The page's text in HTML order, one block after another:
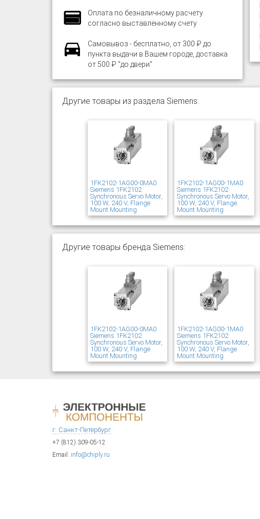
Оплата по безналичному расчету
согласно выставленному счету
Самовывоз - бесплатно, от 300 ₽ до
пункта выдачи в Вашем городе, доставка
от 500 ₽ "до двери"
Другие товары из раздела Siemens:
1FK2102-1AG00-0MA0
Siemens 1FK2102
Synchronous Servo Motor,
100 W, 240 V, Flange
Mount Mounting
1FK2102-1AG00-1MA0
Siemens 1FK2102
Synchronous Servo Motor,
100 W, 240 V, Flange
Mount Mounting
Другие товары бренда Siemens:
1FK2102-1AG00-0MA0
Siemens 1FK2102
Synchronous Servo Motor,
100 W, 240 V, Flange
Mount Mounting
1FK2102-1AG00-1MA0
Siemens 1FK2102
Synchronous Servo Motor,
100 W, 240 V, Flange
Mount Mounting
г. Санкт-Петербург
+7 (812) 309-05-12
Email: info@chiply.ru